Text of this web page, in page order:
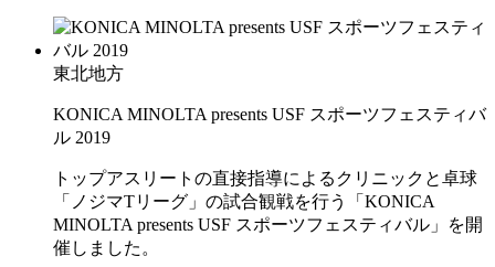
東北地方
KONICA MINOLTA presents USF スポーツフェスティバ
ル 2019
トップアスリートの直接指導によるクリニックと卓球
「ノジマTリーグ」の試合観戦を行う「KONICA
MINOLTA presents USF スポーツフェスティバル」を開
催しました。